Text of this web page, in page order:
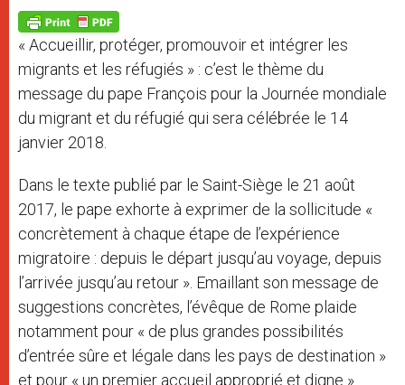
p
p
g
e
r
o
k
« Accueillir, protéger, promouvoir et intégrer les
migrants et les réfugiés » : c’est le thème du
message du pape François pour la Journée mondiale
du migrant et du réfugié qui sera célébrée le 14
janvier 2018.
Dans le texte publié par le Saint-Siège le 21 août
2017, le pape exhorte à exprimer de la sollicitude «
concrètement à chaque étape de l’expérience
migratoire : depuis le départ jusqu’au voyage, depuis
l’arrivée jusqu’au retour ». Emaillant son message de
suggestions concrètes, l’évêque de Rome plaide
notamment pour « de plus grandes possibilités
d’entrée sûre et légale dans les pays de destination »
et pour « un premier accueil approprié et digne ».